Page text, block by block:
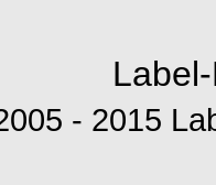
- 2015